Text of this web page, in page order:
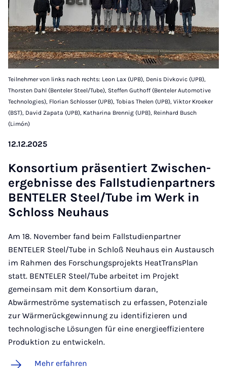
Teilnehmer von links nach rechts: Leon Lax (UPB), Denis Divkovic (UPB),
Thorsten Dahl (Benteler Steel/Tube), Steffen Guthoff (Benteler Automotive
Technologies), Florian Schlosser (UPB), Tobias Thelen (UPB), Viktor Kroeker
(BST), David Zapata (UPB), Katharina Brennig (UPB), Reinhard Busch
(Limón)
12.12.2025
Kon­sor­ti­um prä­sen­tiert Zwi­schen­
er­geb­nis­se des Fall­stu­di­en­part­ners
BEN­TE­LER Steel/Tu­be im Werk in
Schloss Neu­haus
Am 18. November fand beim Fallstudienpartner
BENTELER Steel/Tube in Schloß Neuhaus ein Austausch
im Rahmen des Forschungsprojekts HeatTransPlan
statt. BENTELER Steel/Tube arbeitet im Projekt
gemeinsam mit dem Konsortium daran,
Abwärmeströme systematisch zu erfassen, Potenziale
zur Wärmerückgewinnung zu identifizieren und
technologische Lösungen für eine energieeffizientere
Produktion zu entwickeln.
Mehr erfahren